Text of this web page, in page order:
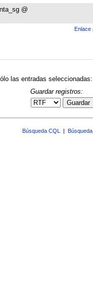
@
Enlace
las entradas seleccionadas:
Guardar registros:
Guardar
Búsqueda CQL